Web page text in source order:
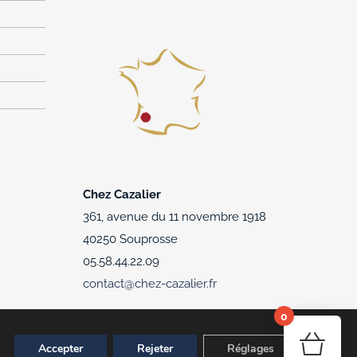
Chez Cazalier
361, avenue du 11 novembre 1918
40250 Souprosse
05.58.44.22.09
contact@chez-cazalier.fr
Accepter Rejeter Réglages
0